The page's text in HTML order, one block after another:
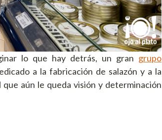
lo que hay detrás, un gran grupo
a la fabricación de salazón y a la
aún le queda visión y determinación